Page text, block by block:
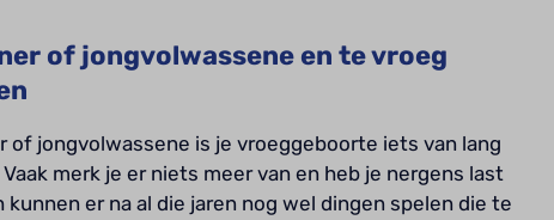
of jongvolwassene en te vroeg
of jongvolwassene is je vroeggeboorte iets van lang
merk je er niets meer van en heb je nergens last
kunnen er na al die jaren nog wel dingen spelen die te